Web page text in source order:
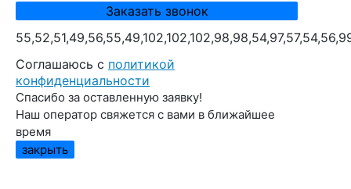
Cоглашаюсь с политикой
конфиденциальности
Спасибо за оставленную заявку!
Наш оператор свяжется с вами в ближайшее
время
закрыть